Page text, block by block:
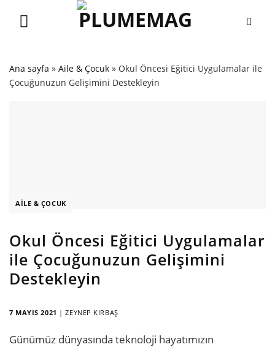
Ana sayfa » Aile & Çocuk » Okul Öncesi Eğitici Uygulamalar ile
Çocuğunuzun Gelişimini Destekleyin
AILE & ÇOCUK
Okul Öncesi Eğitici Uygulamalar
ile Çocuğunuzun Gelişimini
Destekleyin
7 MAYIS 2021 |ZEYNEP KIRBAŞ
Günümüz dünyasında teknoloji hayatımızın